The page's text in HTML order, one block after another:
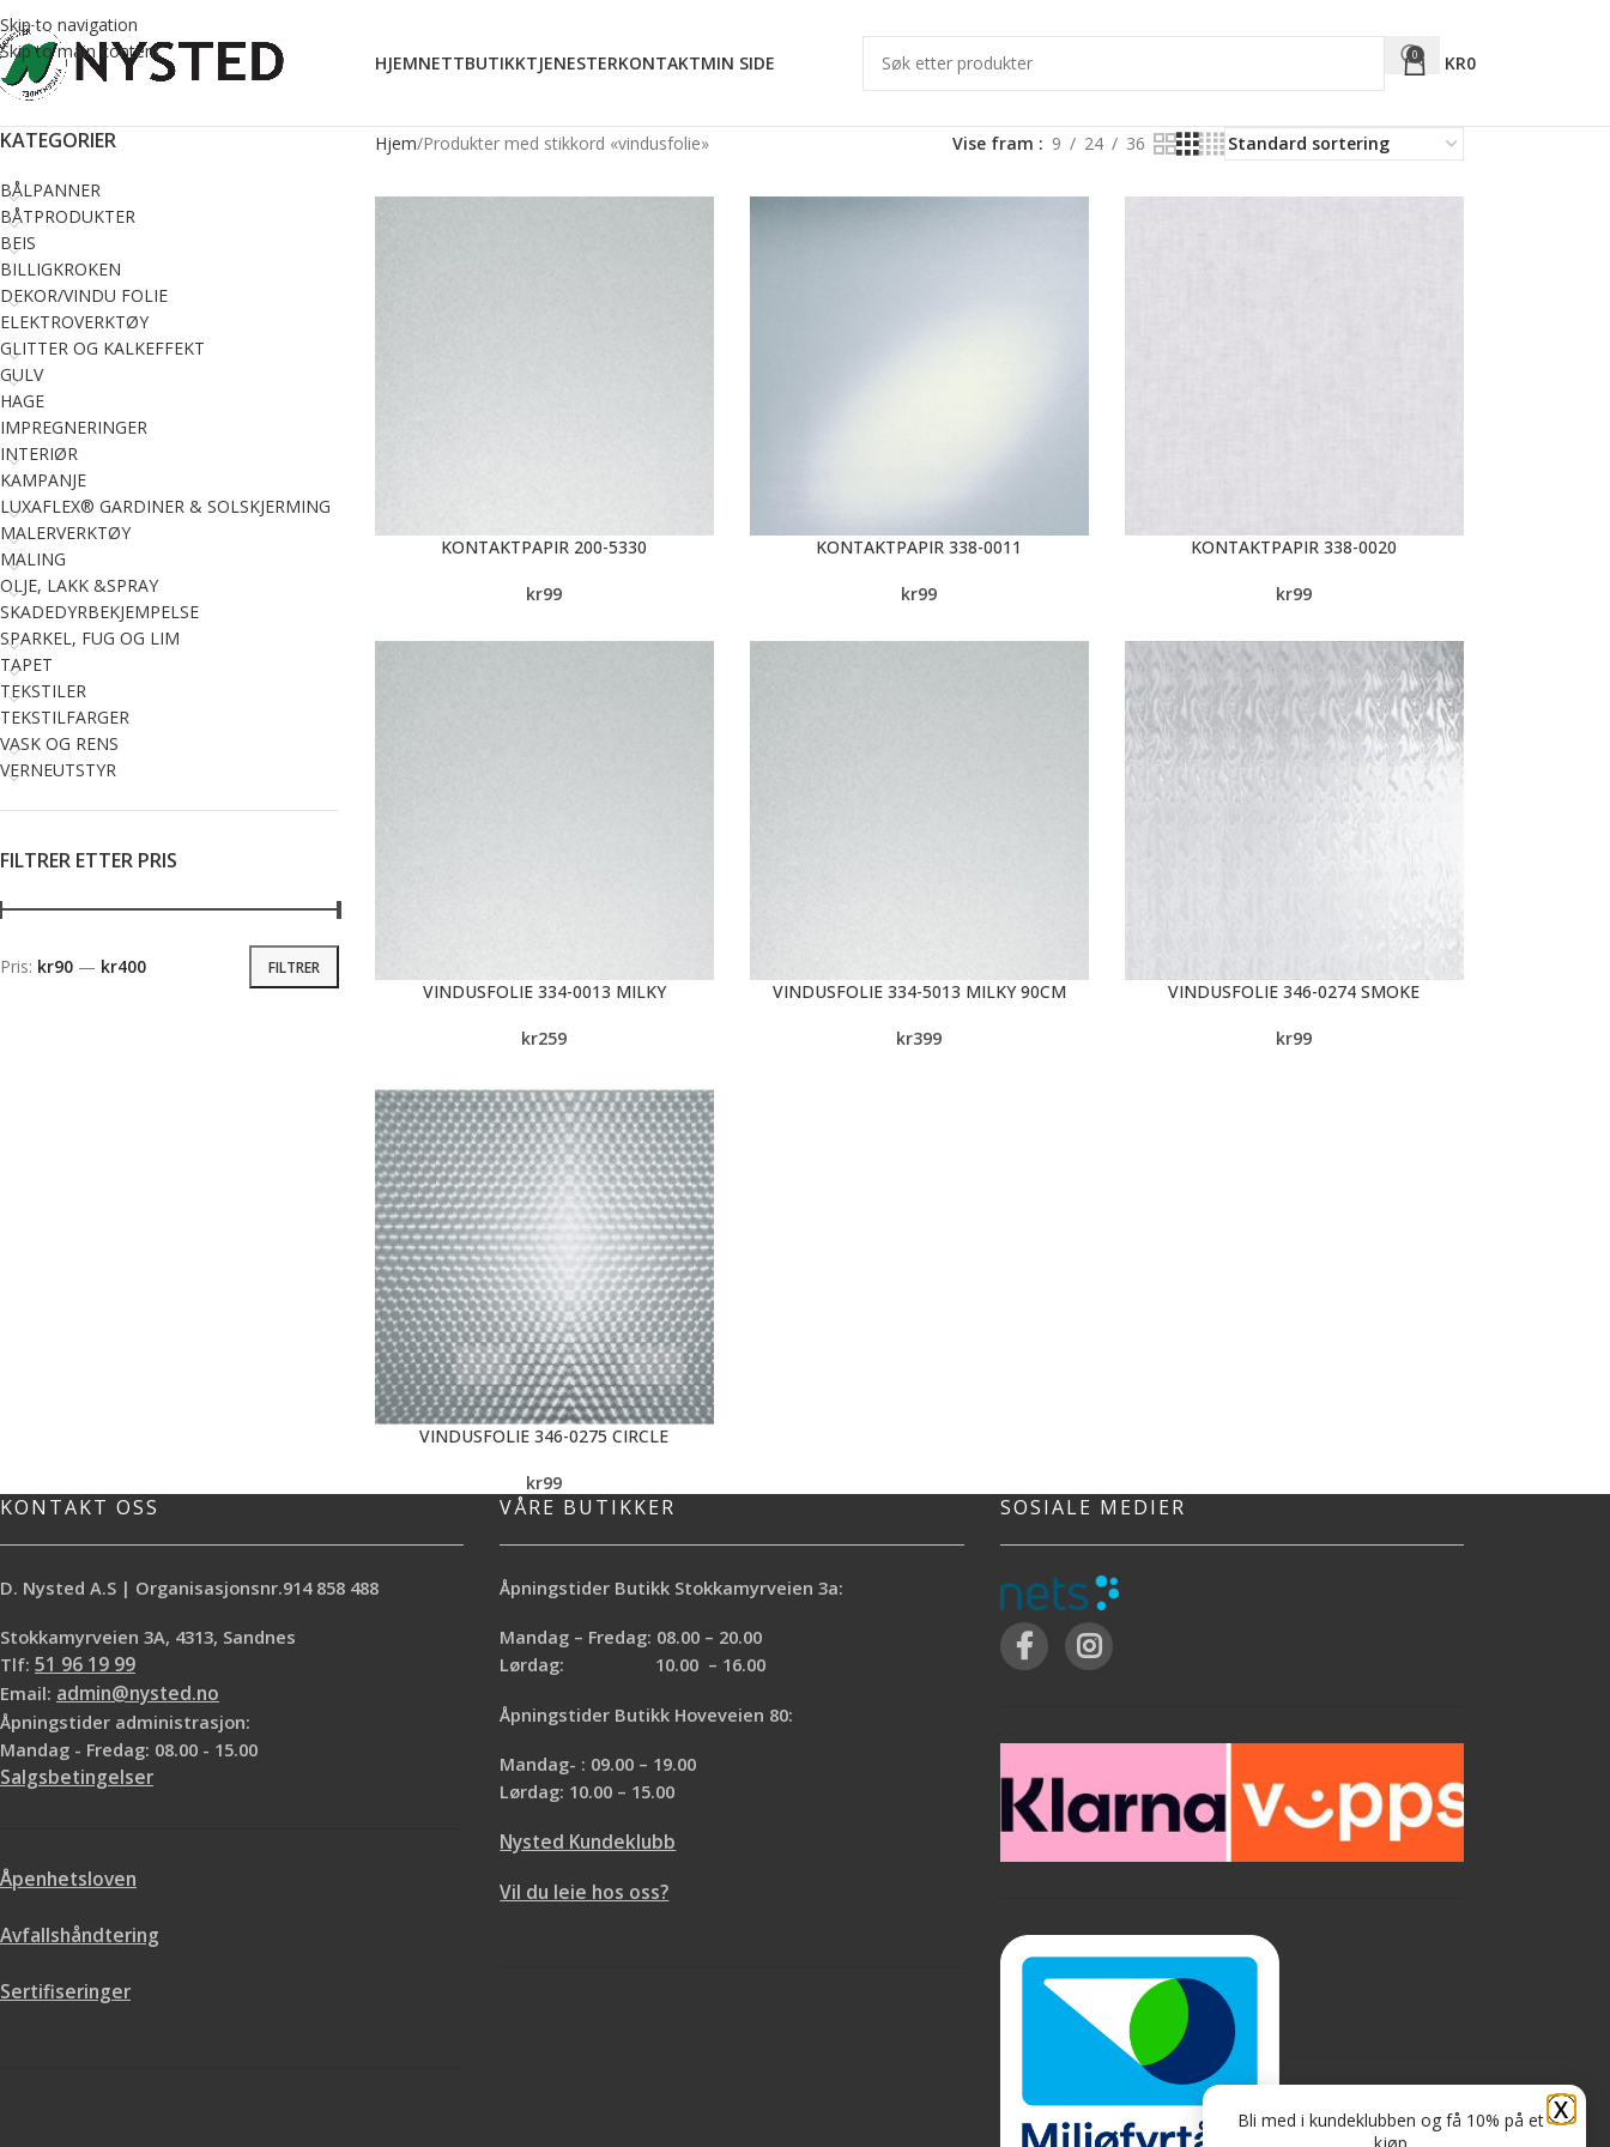
Skip to navigation
Skip to main content
HJEMNETTBUTIKKTJENESTERKONTAKTMIN SIDE 0 KR0
KATEGORIER
BÅLPANNER
BÅTPRODUKTER
BEIS
BILLIGKROKEN
DEKOR/VINDU FOLIE
ELEKTROVERKTØY
GLITTER OG KALKEFFEKT
GULV
HAGE
IMPREGNERINGER
INTERIØR
KAMPANJE
LUXAFLEX® GARDINER & SOLSKJERMING
MALERVERKTØY
MALING
OLJE, LAKK &SPRAY
SKADEDYRBEKJEMPELSE
SPARKEL, FUG OG LIM
TAPET
TEKSTILER
TEKSTILFARGER
VASK OG RENS
VERNEUTSTYR
FILTRER ETTER PRIS
FILTRER
Pris: kr90 — kr400
Hjem Produkter med stikkord «vindusfolie» Vise fram 9 24 36
KONTAKTPAPIR 200-5330
kr99
KONTAKTPAPIR 338-0011
kr99
KONTAKTPAPIR 338-0020
kr99
VINDUSFOLIE 334-0013 MILKY
kr259
VINDUSFOLIE 334-5013 MILKY 90CM
kr399
VINDUSFOLIE 346-0274 SMOKE
kr99
VINDUSFOLIE 346-0275 CIRCLE
kr99
KONTAKT OSS
D. Nysted A.S | Organisasjonsnr.914 858 488
Stokkamyrveien 3A, 4313, Sandnes
Tlf: 51 96 19 99
Email: admin@nysted.no
Åpningstider administrasjon:
Mandag - Fredag: 08.00 - 15.00
Salgsbetingelser
Åpenhetsloven
Avfallshåndtering
Sertifiseringer
VÅRE BUTIKKER
Åpningstider Butikk Stokkamyrveien 3a:
Mandag – Fredag: 08.00 – 20.00
Lørdag: 10.00 – 16.00
Åpningstider Butikk Hoveveien 80:
Mandag- : 09.00 – 19.00
Lørdag: 10.00 – 15.00
Nysted Kundeklubb
Vil du leie hos oss?
SOSIALE MEDIER
X
Bli med i kundeklubben og få 10% på et